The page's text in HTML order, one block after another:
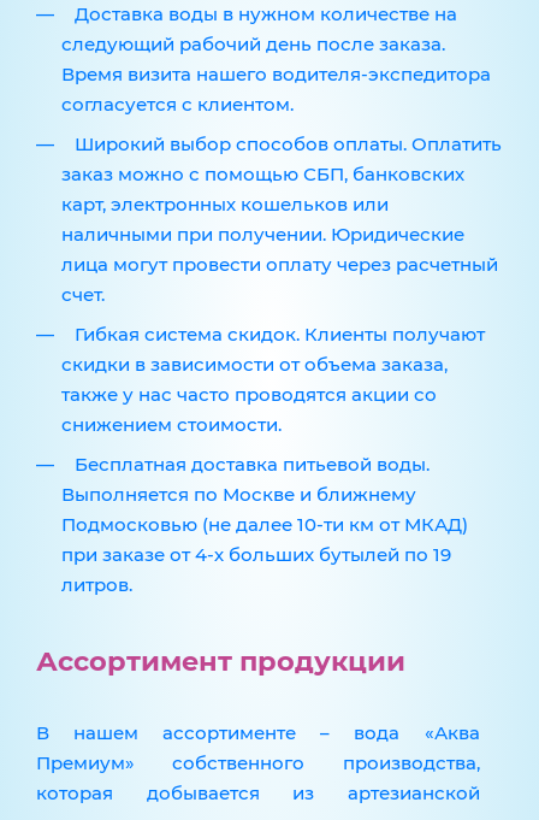
Доставка воды в нужном количестве на
следующий рабочий день после заказа.
Время визита нашего водителя-экспедитора
согласуется с клиентом.
Широкий выбор способов оплаты. Оплатить
заказ можно с помощью СБП, банковских
карт, электронных кошельков или
наличными при получении. Юридические
лица могут провести оплату через расчетный
счет.
Гибкая система скидок. Клиенты получают
скидки в зависимости от объема заказа,
также у нас часто проводятся акции со
снижением стоимости.
Бесплатная доставка питьевой воды.
Выполняется по Москве и ближнему
Подмосковью (не далее 10-ти км от МКАД)
при заказе от 4-х больших бутылей по 19
литров.
Ассортимент продукции
В нашем ассортименте – вода «Аква
Премиум» собственного производства,
которая добывается из артезианской